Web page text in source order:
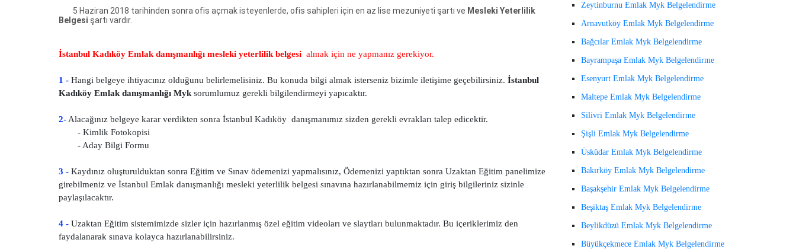
5 Haziran 2018 tarihinden sonra ofis açmak isteyenlerde, ofis sahipleri için en az lise mezuniyeti şartı ve Mesleki Yeterlilik
Belgesi şartı vardır.
İstanbul Kadıköy Emlak danışmanlığı mesleki yeterlilik belgesi almak için ne yapmanız gerekiyor.
1 - Hangi belgeye ihtiyacınız olduğunu belirlemelisiniz. Bu konuda bilgi almak isterseniz bizimle iletişime geçebilirsiniz. İstanbul
Kadıköy Emlak danışmanlığı Myk sorumlumuz gerekli bilgilendirmeyi yapıcaktır.
2- Alacağınız belgeye karar verdikten sonra İstanbul Kadıköy danışmanımız sizden gerekli evrakları talep edicektir.
- Kimlik Fotokopisi
- Aday Bilgi Formu
3 - Kaydınız oluşturulduktan sonra Eğitim ve Sınav ödemenizi yapmalısınız, Ödemenizi yaptıktan sonra Uzaktan Eğitim panelimize
girebilmeniz ve İstanbul Emlak danışmanlığı mesleki yeterlilik belgesi sınavına hazırlanabilmemiz için giriş bilgileriniz sizinle
paylaşılacaktır.
4 - Uzaktan Eğitim sistemimizde sizler için hazırlanmış özel eğitim videoları ve slaytları bulunmaktadır. Bu içeriklerimiz den
faydalanarak sınava kolayca hazırlanabilirsiniz.
Zeytinburnu Emlak Myk Belgelendirme
Arnavutköy Emlak Myk Belgelendirme
Bağcılar Emlak Myk Belgelendirme
Bayrampaşa Emlak Myk Belgelendirme
Esenyurt Emlak Myk Belgelendirme
Maltepe Emlak Myk Belgelendirme
Silivri Emlak Myk Belgelendirme
Şişli Emlak Myk Belgelendirme
Üsküdar Emlak Myk Belgelendirme
Bakırköy Emlak Myk Belgelendirme
Başakşehir Emlak Myk Belgelendirme
Beşiktaş Emlak Myk Belgelendirme
Beylikdüzü Emlak Myk Belgelendirme
Büyükçekmece Emlak Myk Belgelendirme